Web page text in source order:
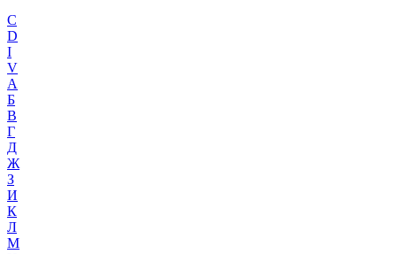
C
D
I
V
А
Б
В
Г
Д
Ж
З
И
К
Л
М